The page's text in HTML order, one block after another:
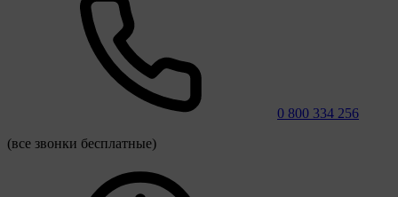
0 800 334 256
(все звонки бесплатные)